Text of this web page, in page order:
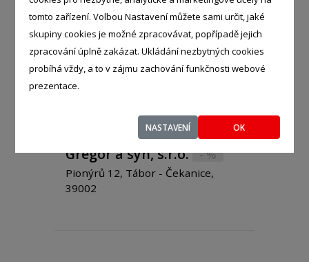
tomto zařízení. Volbou Nastavení můžete sami určit, jaké
skupiny cookies je možné zpracovávat, popřípadě jejich
zpracování úplně zakázat. Ukládání nezbytných cookies
probíhá vždy, a to v zájmu zachování funkčnosti webové
prezentace.
NASTAVENÍ OK
SYCHROV a 10 000 věcí pro
domácnost TURNOV s.r.o.
- %
25, Habartice - Háj, 46373
Gregor a syn, s.r.o. - %
Pionýrů 12, Tábor - Čekanice,
39002